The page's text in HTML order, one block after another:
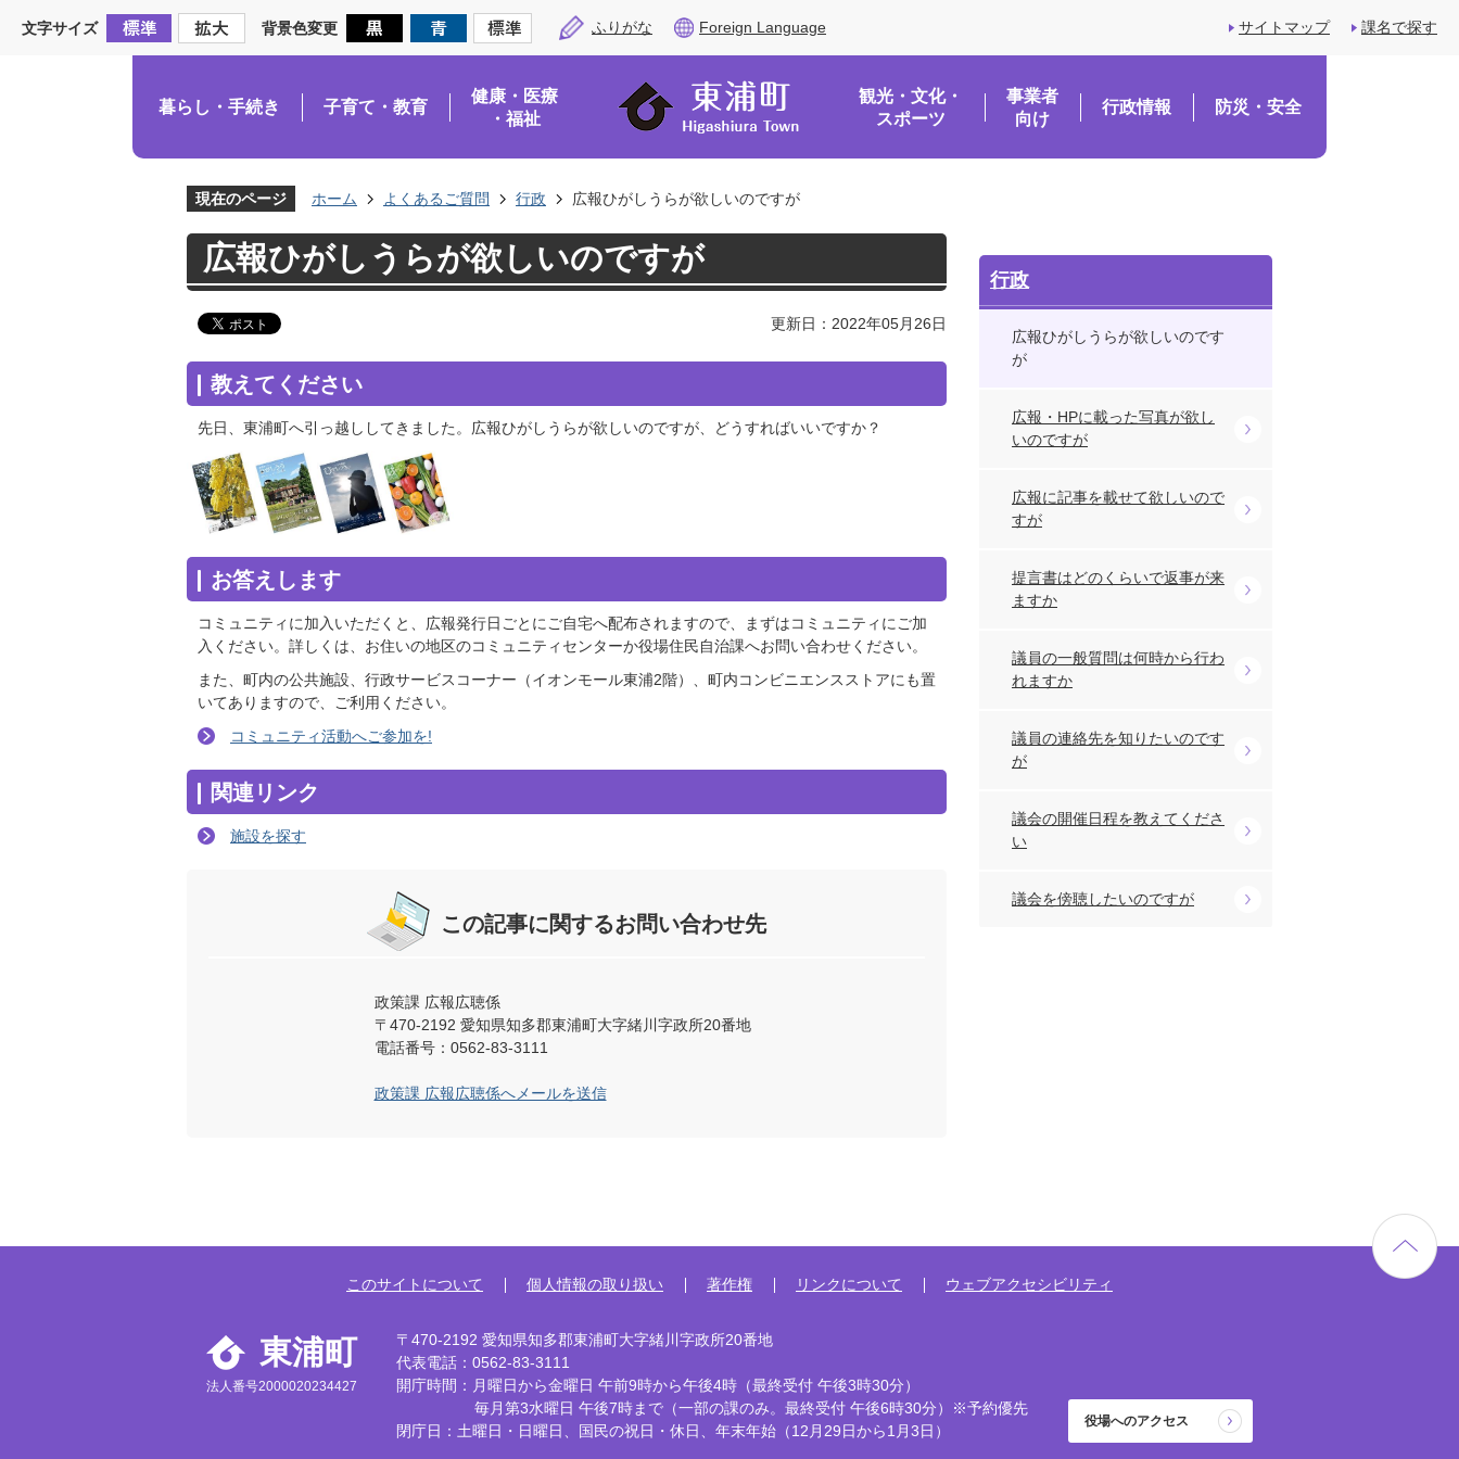
文字サイズ 背景色変更 ふりがな Foreign Language サイトマップ 課名で探す
暮らし・手続き 子育て・教育
健康・医療
・福祉
観光・文化・
スポーツ
事業者
向け
行政情報 防災・安全
現在のページ ホーム よくあるご質問 行政 広報ひがしうらが欲しいのですが
広報ひがしうらが欲しいのですが
更新日：2022年05月26日
教えてください
先日、東浦町へ引っ越ししてきました。広報ひがしうらが欲しいのですが、どうすればいいですか？
お答えします
コミュニティに加入いただくと、広報発行日ごとにご自宅へ配布されますので、まずはコミュニティにご加
入ください。詳しくは、お住いの地区のコミュニティセンターか役場住民自治課へお問い合わせください。
また、町内の公共施設、行政サービスコーナー（イオンモール東浦2階）、町内コンビニエンスストアにも置
いてありますので、ご利用ください。
コミュニティ活動へご参加を!
関連リンク
施設を探す
この記事に関するお問い合わせ先
政策課 広報広聴係
〒470-2192 愛知県知多郡東浦町大字緒川字政所20番地
電話番号：0562-83-3111
政策課 広報広聴係へメールを送信
行政
広報ひがしうらが欲しいのです
が
広報・HPに載った写真が欲し
いのですが
広報に記事を載せて欲しいので
すが
提言書はどのくらいで返事が来
ますか
議員の一般質問は何時から行わ
れますか
議員の連絡先を知りたいのです
が
議会の開催日程を教えてくださ
い
議会を傍聴したいのですが
このサイトについて 個人情報の取り扱い 著作権 リンクについて ウェブアクセシビリティ
東浦町
法人番号2000020234427
〒470-2192 愛知県知多郡東浦町大字緒川字政所20番地
代表電話：0562-83-3111
開庁時間：月曜日から金曜日 午前9時から午後4時 （最終受付 午後3時30分）
毎月第3水曜日 午後7時まで （一部の課のみ。最終受付 午後6時30分）※予約優先
閉庁日：土曜日・日曜日、国民の祝日・休日、年末年始（12月29日から1月3日）
役場へのアクセス